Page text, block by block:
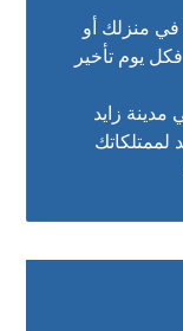
في منزلك أو
يوم تأخير
زايد
لممتلكاتك